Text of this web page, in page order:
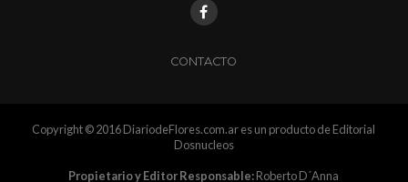
CONTACTO
Copyright © 2016 DiariodeFlores.com.ar es un producto de Editorial
Dosnucleos
Propietario y Editor Responsable:Roberto D´Anna